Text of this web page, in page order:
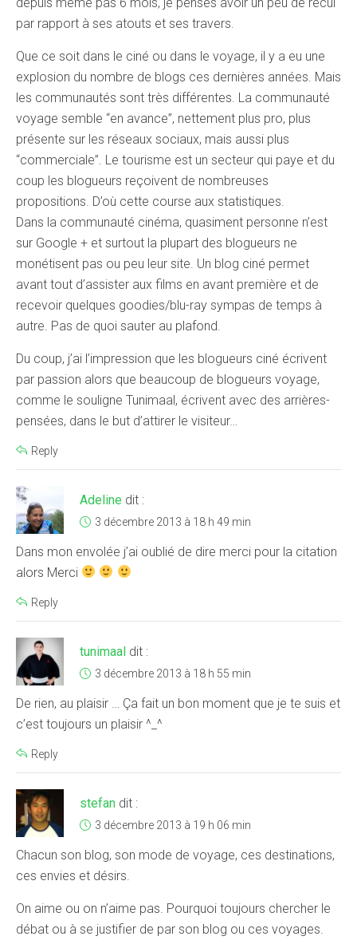
par rapport à ses atouts et ses travers.
Que ce soit dans le ciné ou dans le voyage, il y a eu une
explosion du nombre de blogs ces dernières années. Mais
les communautés sont très différentes. La communauté
voyage semble “en avance”, nettement plus pro, plus
présente sur les réseaux sociaux, mais aussi plus
“commerciale”. Le tourisme est un secteur qui paye et du
coup les blogueurs reçoivent de nombreuses
propositions. D’où cette course aux statistiques.
Dans la communauté cinéma, quasiment personne n’est
sur Google + et surtout la plupart des blogueurs ne
monétisent pas ou peu leur site. Un blog ciné permet
avant tout d’assister aux films en avant première et de
recevoir quelques goodies/blu-ray sympas de temps à
autre. Pas de quoi sauter au plafond.
Du coup, j’ai l’impression que les blogueurs ciné écrivent
par passion alors que beaucoup de blogueurs voyage,
comme le souligne Tunimaal, écrivent avec des arrières-
pensées, dans le but d’attirer le visiteur…
Reply
Adeline dit :
3 décembre 2013 à 18 h 49 min
Dans mon envolée j’ai oublié de dire merci pour la citation
alors Merci
Reply
tunimaal dit :
3 décembre 2013 à 18 h 55 min
De rien, au plaisir … Ça fait un bon moment que je te suis et
c’est toujours un plaisir ^_^
Reply
stefan dit :
3 décembre 2013 à 19 h 06 min
Chacun son blog, son mode de voyage, ces destinations,
ces envies et désirs.
On aime ou on n’aime pas. Pourquoi toujours chercher le
débat ou à se justifier de par son blog ou ces voyages.